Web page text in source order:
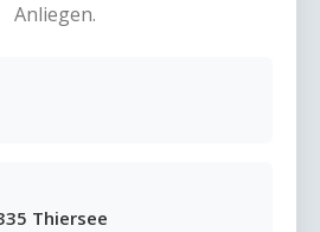
Anliegen.
Thiersee